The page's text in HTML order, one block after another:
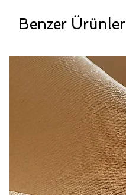
Benzer Ürünler